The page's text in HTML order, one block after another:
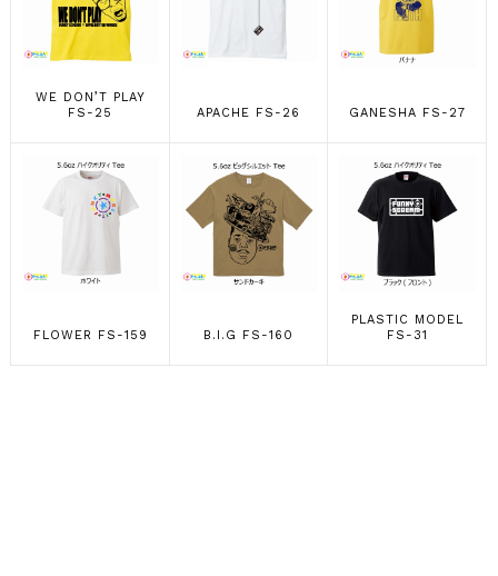
WE DON’T PLAY
FS-25
APACHE FS-26 GANESHA FS-27
FLOWER FS-159 B.I.G FS-160
PLASTIC MODEL
FS-31